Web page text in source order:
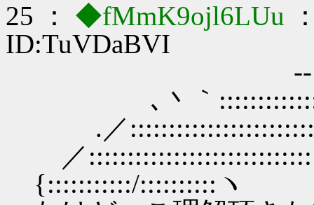
25 ：
◆fMmK9ojl6LUu
ID:TuVDaBVI
-
､丶｀
.／
／
{:::::::::::/::::::::::ヽ